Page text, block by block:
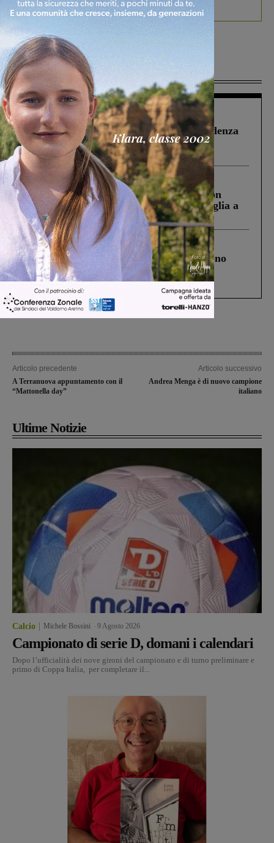
debutta il podcast Estrair
Più lette
Figline Incisa Valdarno 1 Agosto 2026
Piscina di Figline finanziata oltre la scadenza
Pnrr, il gruppo di Fratelli d’Italia: “Un
ringraziamento al Governo”
Cronaca 3 Agosto 2026
Scomparso da una struttura di Castiglion
Fiorentino l’uomo che aveva ucciso la figlia a
Levane nel 2020
Cronaca 4 Agosto 2026
Un anno fa la strage in A1 in cui morirono
Gianni, Giulia e Franco. Lo schianto, il
processo, lo stop ai sorpassi fra tir....
Articolo precedente
A Terranuova appuntamento con il
“Mattonella day”
Articolo successivo
Andrea Menga è di nuovo campione
italiano
Ultime Notizie
Calcio Michele Bossini 9 Agosto 2026
Campionato di serie D, domani i calendari
Dopo l’ufficialità dei nove gironi del campionato e di turno preliminare e
primo di Coppa Italia, per completare il...